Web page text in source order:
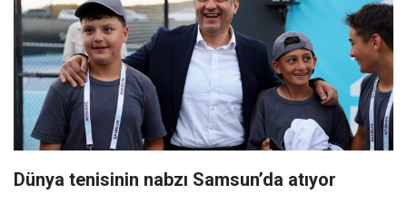
Dünya tenisinin nabzı Samsun’da atıyor